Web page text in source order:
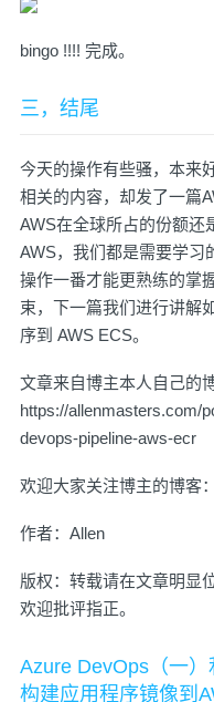
bingo !!!! 完成。
三，结尾
今天的操作有些骚，本来
相关的内容，却发了一篇
AWS在全球所占的份额还
AWS，我们都是需要学习
操作一番才能更熟练的掌
束，下一篇我们进行讲解
序到 AWS ECS。
文章来自博主本人自己的博
https://allenmasters.com/
devops-pipeline-aws-ecr
欢迎大家关注博主的博客：
作者： Allen
版权：转载请在文章明显
欢迎批评指正。
Azure DevOps（一
构建应用程序镜像到